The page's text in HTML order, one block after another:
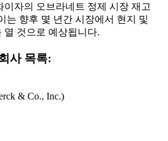
이자의 오브라네트 정제 시장 재고
는 향후 몇 년간 시장에서 현지 및
열 것으로 예상됩니다.
사 목록:
& Co., Inc.)